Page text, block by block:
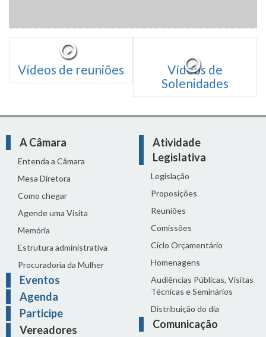
Vídeos de reuniões
Vídeos de
Solenidades
A Câmara
Entenda a Câmara
Mesa Diretora
Como chegar
Agende uma Visita
Memória
Estrutura administrativa
Procuradoria da Mulher
Eventos
Agenda
Participe
Vereadores
Atividade
Legislativa
Legislação
Proposições
Reuniões
Comissões
Ciclo Orçamentário
Homenagens
Audiências Públicas, Visitas
Técnicas e Seminários
Distribuição do dia
Comunicação